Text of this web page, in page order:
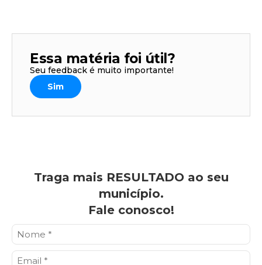
Essa matéria foi útil?
Seu feedback é muito importante!
Sim
Traga mais RESULTADO ao seu
município.
Fale conosco!